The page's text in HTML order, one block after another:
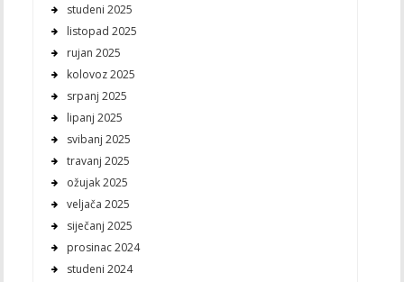
studeni 2025
listopad 2025
rujan 2025
kolovoz 2025
srpanj 2025
lipanj 2025
svibanj 2025
travanj 2025
ožujak 2025
veljača 2025
siječanj 2025
prosinac 2024
studeni 2024